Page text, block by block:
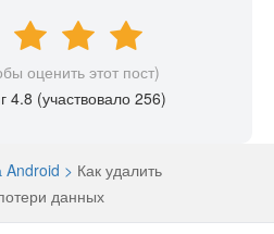
оценить этот пост)
4.8 (участвовало 256)
Android > Как удалить
данных